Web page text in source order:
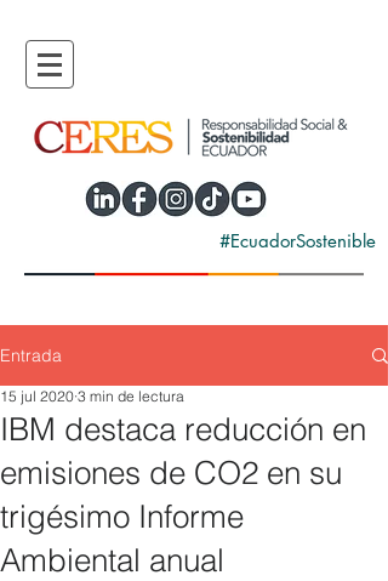
#EcuadorSostenible
Entrada
IBM destaca reducción en
emisiones de CO2 en su
trigésimo Informe
Ambiental anual
15 jul 2020 3 min de lectura